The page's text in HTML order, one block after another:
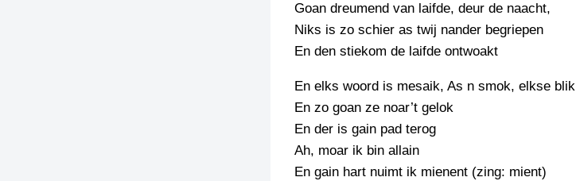
SCHRIEFWEDSTRIED
INZENDENS
PERSBERICHT
INZENDENS
PERSBERICHT
SCHRIEFWEDSTRIED
SPREUKEN
VEURDRACHTEN
Goan dreumend van laifde, deur de naacht,
Niks is zo schier as twij nander begriepen
En den stiekom de laifde ontwoakt
En elks woord is mesaik, As n smok, elkse blik
En zo goan ze noar’t gelok
En der is gain pad terog
Ah, moar ik bin allain
En gain hart nuimt ik mienent (zing: mient)